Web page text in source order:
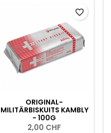
ORIGINAL-
MILITÄRBISKUITS KAMBLY
- 100G
2,00 CHF
favorite_border